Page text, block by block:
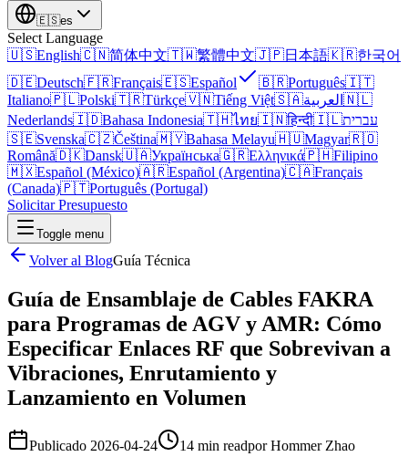
🇪🇸es
Select Language
🇺🇸English🇨🇳简体中文🇹🇼繁體中文🇯🇵日本語🇰🇷한국어
🇩🇪Deutsch🇫🇷Français🇪🇸Español 🇧🇷Português🇮🇹
Italiano🇵🇱Polski🇹🇷Türkçe🇻🇳Tiếng Việt🇸🇦العربية 🇳🇱
Nederlands🇮🇩Bahasa Indonesia🇹🇭ไทย🇮🇳हिन्दी🇮🇱עברית
🇸🇪Svenska🇨🇿Čeština🇲🇾Bahasa Melayu🇭🇺Magyar🇷🇴
Română🇩🇰Dansk🇺🇦Українська🇬🇷Ελληνικά🇵🇭Filipino
🇲🇽Español (México)🇦🇷Español (Argentina)🇨🇦Français
(Canada)🇵🇹Português (Portugal)
Solicitar Presupuesto
Toggle menu
Volver al BlogGuía Técnica
Guía de Ensamblaje de Cables FAKRA
para Programas de AGV y AMR: Cómo
Especificar Enlaces RF que Sobrevivan a
Vibraciones, Enrutamiento y
Lanzamiento en Volumen
Publicado 2026-04-24 14 min readpor Hommer Zhao